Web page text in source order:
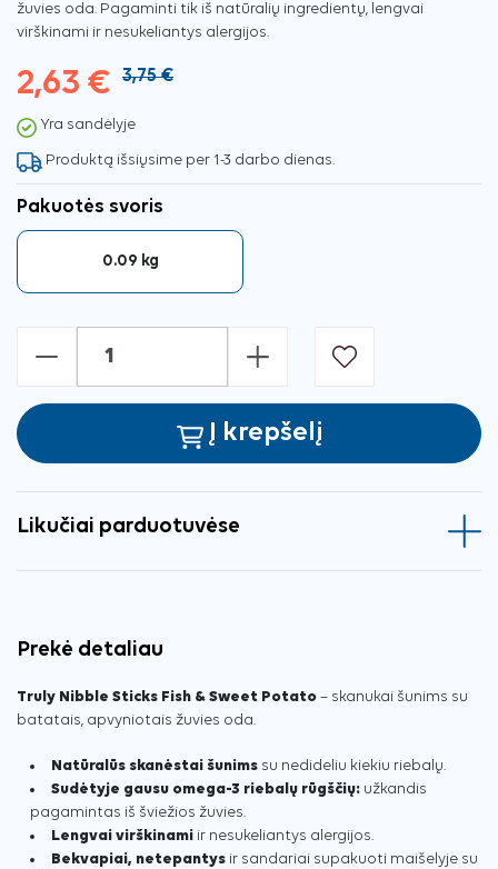
žuvies oda. Pagaminti tik iš natūralių ingredientų, lengvai
virškinami ir nesukeliantys alergijos.
2,63 € 3,75 €
Yra sandėlyje
Produktą išsiųsime per 1-3 darbo dienas.
Pakuotės svoris
0.09 kg
- +
Į krepšelį
Likučiai parduotuvėse
Prekė detaliau
Truly Nibble Sticks Fish & Sweet Potato – skanukai šunims su
batatais, apvyniotais žuvies oda.
Natūralūs skanėstai šunims su nedideliu kiekiu riebalų.
Sudėtyje gausu omega-3 riebalų rūgščių: užkandis
pagamintas iš šviežios žuvies.
Lengvai virškinami ir nesukeliantys alergijos.
Bekvapiai, netepantys ir sandariai supakuoti maišelyje su